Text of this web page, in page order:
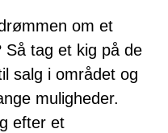
om et
Så tag et kig på de
salg i området og
muligheder.
efter et